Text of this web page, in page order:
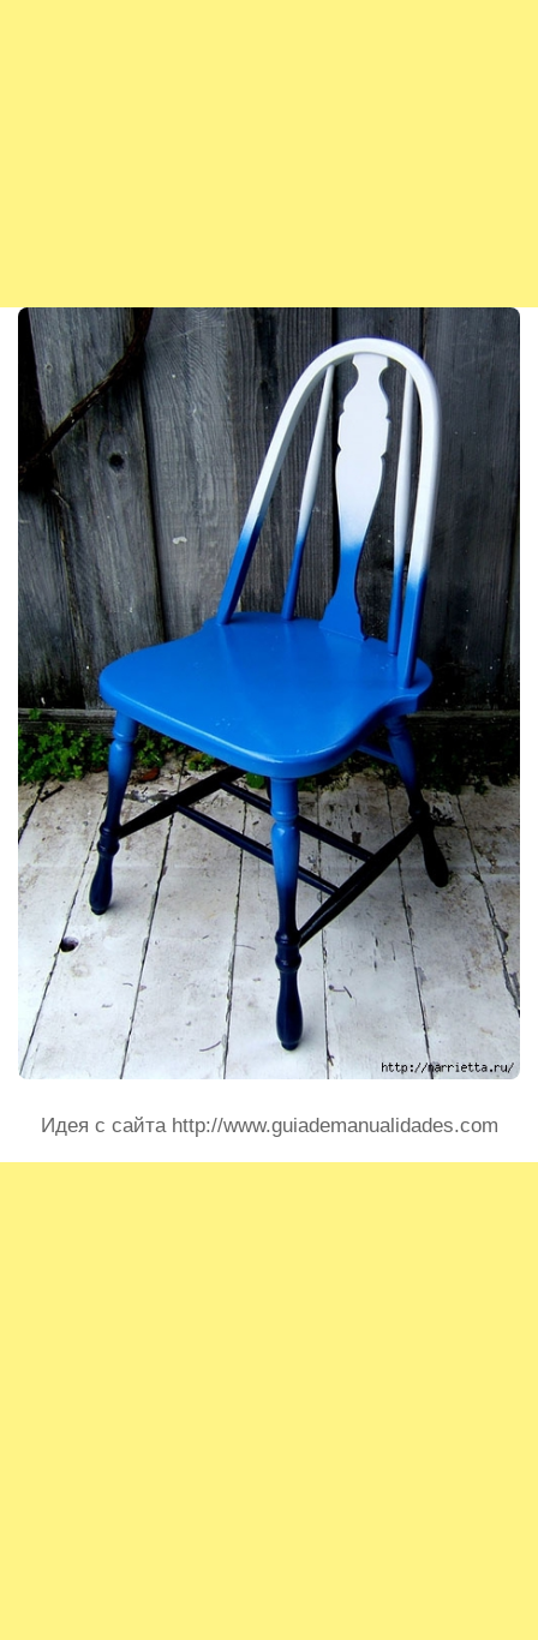
Идея с сайта http://www.guiademanualidades.com